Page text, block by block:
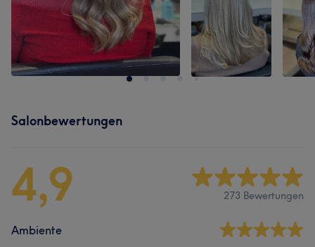
Salonbewertungen
4,9 273 Bewertungen
Ambiente